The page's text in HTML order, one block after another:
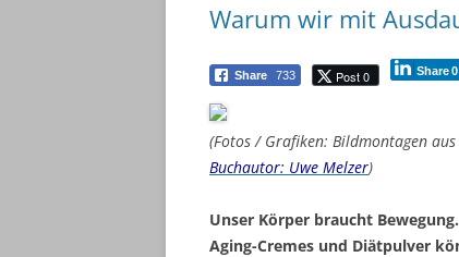
Warum wir mit
Share 733 Post 0 Share0
(Fotos / Grafiken: Bildmontagen
Buchautor: Uwe Melzer)
Unser Körper braucht
Aging-Cremes und Diätpulver